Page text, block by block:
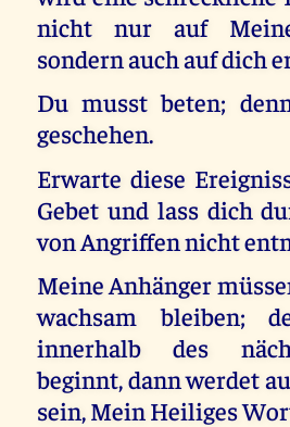
nicht nur auf
sondern auch auf dich
Du musst beten;
geschehen.
Erwarte diese
Gebet und lass dich
von Angriffen nicht
Meine Anhänger
wachsam bleiben;
innerhalb des
beginnt, dann werdet
sein, Mein Heiliges